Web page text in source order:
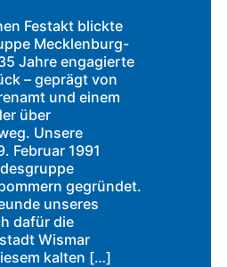
Festakt blickte
Mecklenburg-
Jahre engagierte
– geprägt von
und einem
über
Unsere
Februar 1991
gegründet.
unseres
dafür die
Wismar
kalten […]